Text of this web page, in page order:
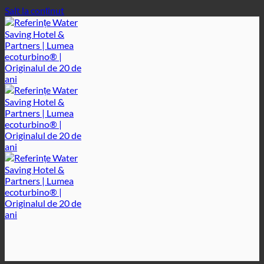
Salt la conținut